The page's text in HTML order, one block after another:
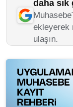
daha sık
ekleyerek
ulaşın.